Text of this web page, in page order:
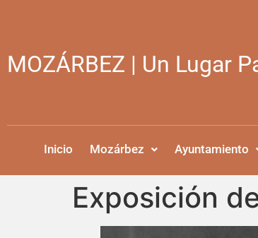
MOZÁRBEZ | Un Lugar
Inicio Mozárbez Ayuntamiento
Exposición